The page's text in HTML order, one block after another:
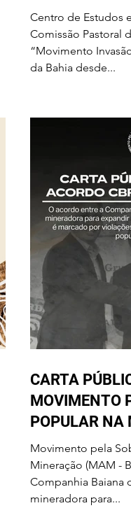
Nacional em
Centro de Estudos
Comissão Pastoral
“Movimento
da Bahia desde...
CARTA
MOVIMENTO
POPULAR NA
SOBRE O
BRAZIL IRON
Movimento pela
Mineração (MAM - BA) O acordo
Companhia Baiana
mineradora para...